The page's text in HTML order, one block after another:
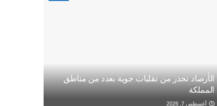
الأرصاد تحذر من تقلبات جوية بعدد من مناطق
المملكة
أغسطس 7, 2026